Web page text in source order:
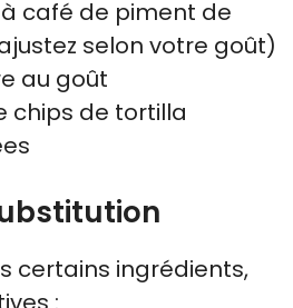
café de piment de
selon votre goût)
au goût
chips de tortilla
certains ingrédients,